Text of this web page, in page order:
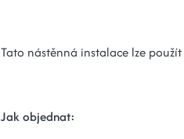
Tato nástěnná instalace lze
Jak objednat: